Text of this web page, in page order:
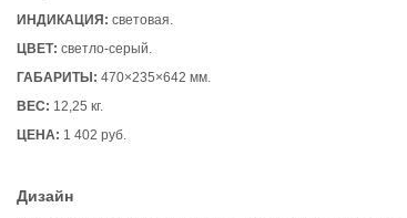
ИНДИКАЦИЯ: световая.
ЦВЕТ: светло-серый.
ГАБАРИТЫ: 470×235×642 мм.
ВЕС: 12,25 кг.
ЦЕНА: 1 402 руб.
Дизайн